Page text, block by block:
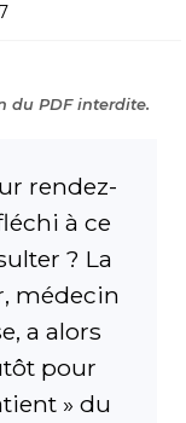
du PDF interdite.
rendez-
à ce
? La
médecin
a alors
pour
» du